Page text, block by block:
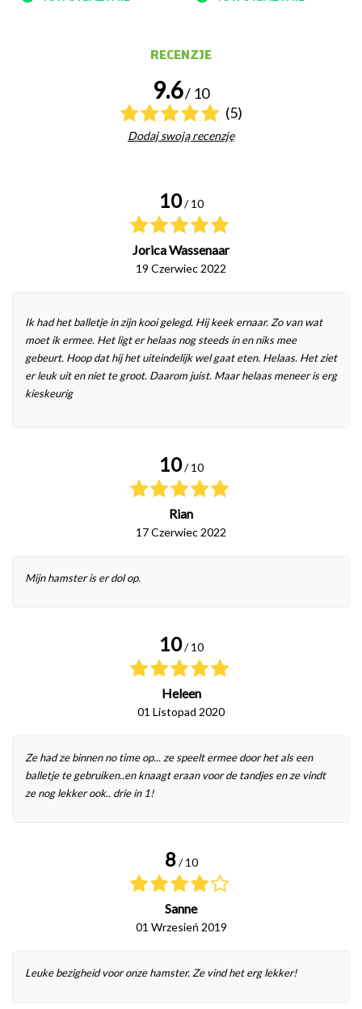
RECENZJE
9.6/ 10
(5)
Dodaj swoją recenzję
10 / 10
Jorica Wassenaar
19 Czerwiec 2022
Ik had het balletje in zijn kooi gelegd. Hij keek ernaar. Zo van wat
moet ik ermee. Het ligt er helaas nog steeds in en niks mee
gebeurt. Hoop dat hij het uiteindelijk wel gaat eten. Helaas. Het ziet
er leuk uit en niet te groot. Daarom juist. Maar helaas meneer is erg
kieskeurig
10 / 10
Rian
17 Czerwiec 2022
Mijn hamster is er dol op.
10 / 10
Heleen
01 Listopad 2020
Ze had ze binnen no time op... ze speelt ermee door het als een
balletje te gebruiken..en knaagt eraan voor de tandjes en ze vindt
ze nog lekker ook.. drie in 1!
8 / 10
Sanne
01 Wrzesień 2019
Leuke bezigheid voor onze hamster. Ze vind het erg lekker!